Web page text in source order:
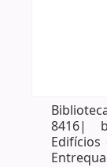
8416|
Edifícios